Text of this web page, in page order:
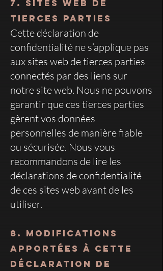
7. Sites Web de
tierces parties
Cette déclaration de
confidentialité ne s’applique pas
aux sites web de tierces parties
connectés par des liens sur
notre site web. Nous ne pouvons
garantir que ces tierces parties
gèrent vos données
personnelles de manière fiable
ou sécurisée. Nous vous
recommandons de lire les
déclarations de confidentialité
de ces sites web avant de les
utiliser.
8. Modifications
apportées à cette
déclaration de